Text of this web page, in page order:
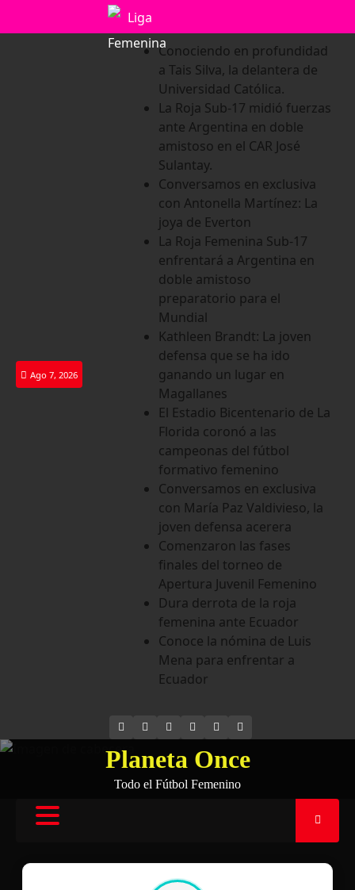
Ago 7, 2026
Conociendo en profundidad
a Tais Silva, la delantera de
Universidad Católica.
La Roja Sub-17 midió fuerzas
ante Argentina en doble
amistoso en el CAR José
Sulantay.
Conversamos en exclusiva
con Antonella Martínez: La
joya de Everton
La Roja Femenina Sub-17
enfrentará a Argentina en
doble amistoso
preparatorio para el
Mundial
Kathleen Brandt: La joven
defensa que se ha ido
ganando un lugar en
Magallanes
El Estadio Bicentenario de La
Florida coronó a las
campeonas del fútbol
formativo femenino
Conversamos en exclusiva
con María Paz Valdivieso, la
joven defensa acerera
Comenzaron las fases
finales del torneo de
Apertura Juvenil Femenino
Dura derrota de la roja
femenina ante Ecuador
Conoce la nómina de Luis
Mena para enfrentar a
Ecuador
INSTAGRAM
FACEBOOK YOUTUBE
SPOTIFY
Planeta Once
Todo el Fútbol Femenino